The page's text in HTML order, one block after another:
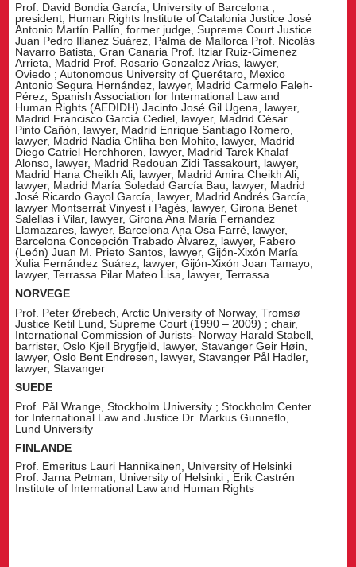
Prof. David Bondia García, University of Barcelona ;
president, Human Rights Institute of Catalonia Justice José
Antonio Martín Pallín, former judge, Supreme Court Justice
Juan Pedro Illanez Suárez, Palma de Mallorca Prof. Nicolás
Navarro Batista, Gran Canaria Prof. Itziar Ruiz-Gimenez
Arrieta, Madrid Prof. Rosario Gonzalez Arias, lawyer,
Oviedo ; Autonomous University of Querétaro, Mexico
Antonio Segura Hernández, lawyer, Madrid Carmelo Faleh-
Pérez, Spanish Association for International Law and
Human Rights (AEDIDH) Jacinto José Gil Ugena, lawyer,
Madrid Francisco García Cediel, lawyer, Madrid César
Pinto Cañón, lawyer, Madrid Enrique Santiago Romero,
lawyer, Madrid Nadia Chliha ben Mohito, lawyer, Madrid
Diego Catriel Herchhoren, lawyer, Madrid Tarek Khalaf
Alonso, lawyer, Madrid Redouan Zidi Tassakourt, lawyer,
Madrid Hana Cheikh Ali, lawyer, Madrid Amira Cheikh Ali,
lawyer, Madrid María Soledad García Bau, lawyer, Madrid
José Ricardo Gayol García, lawyer, Madrid Andrés García,
lawyer Montserrat Vinyest i Pagès, lawyer, Girona Benet
Salellas i Vilar, lawyer, Girona Ana Maria Fernandez
Llamazares, lawyer, Barcelona Ana Osa Farré, lawyer,
Barcelona Concepción Trabado Álvarez, lawyer, Fabero
(León) Juan M. Prieto Santos, lawyer, Gijón-Xixón María
Xulia Fernández Suárez, lawyer, Gijón-Xixón Joan Tamayo,
lawyer, Terrassa Pilar Mateo Lisa, lawyer, Terrassa
NORVEGE
Prof. Peter Ørebech, Arctic University of Norway, Tromsø
Justice Ketil Lund, Supreme Court (1990 – 2009) ; chair,
International Commission of Jurists- Norway Harald Stabell,
barrister, Oslo Kjell Brygfjeld, lawyer, Stavanger Geir Høin,
lawyer, Oslo Bent Endresen, lawyer, Stavanger Pål Hadler,
lawyer, Stavanger
SUEDE
Prof. Pål Wrange, Stockholm University ; Stockholm Center
for International Law and Justice Dr. Markus Gunneflo,
Lund University
FINLANDE
Prof. Emeritus Lauri Hannikainen, University of Helsinki
Prof. Jarna Petman, University of Helsinki ; Erik Castrén
Institute of International Law and Human Rights